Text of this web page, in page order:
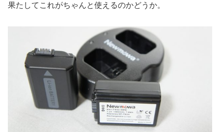
果たしてこれがちゃんと使えるのかどうか。